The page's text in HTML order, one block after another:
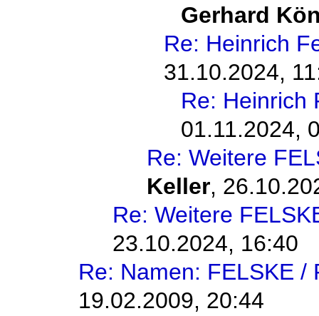
Gerhard
Re: Heinrich
31.10.2024,
Re: Heinrich
01.11.2024,
Re: Weitere
Keller,
Re: Weitere
23.10.2024, 16:40
Re: Namen: FELSKE /
19.02.2009, 20:44